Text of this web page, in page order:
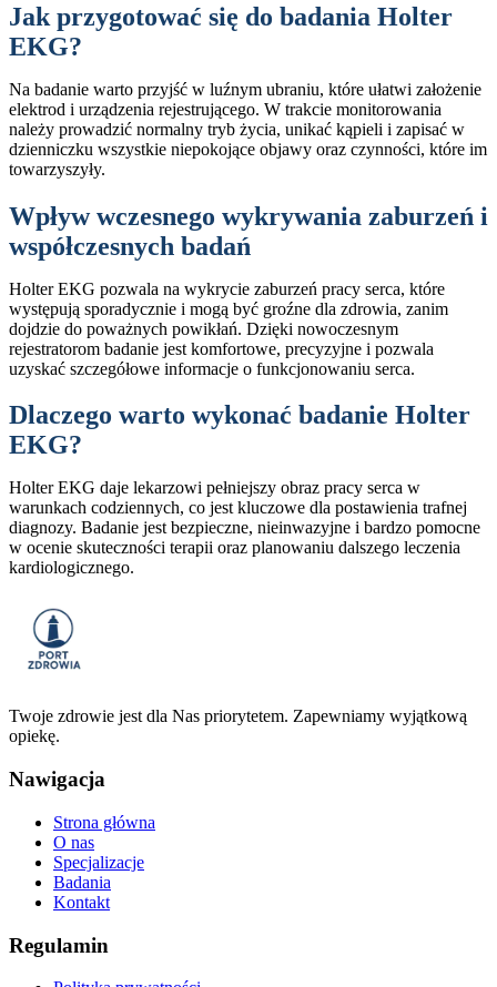
Jak przygotować się do badania Holter
EKG?
Na badanie warto przyjść w luźnym ubraniu, które ułatwi założenie
elektrod i urządzenia rejestrującego. W trakcie monitorowania
należy prowadzić normalny tryb życia, unikać kąpieli i zapisać w
dzienniczku wszystkie niepokojące objawy oraz czynności, które im
towarzyszyły.
Wpływ wczesnego wykrywania zaburzeń i
współczesnych badań
Holter EKG pozwala na wykrycie zaburzeń pracy serca, które
występują sporadycznie i mogą być groźne dla zdrowia, zanim
dojdzie do poważnych powikłań. Dzięki nowoczesnym
rejestratorom badanie jest komfortowe, precyzyjne i pozwala
uzyskać szczegółowe informacje o funkcjonowaniu serca.
Dlaczego warto wykonać badanie Holter
EKG?
Holter EKG daje lekarzowi pełniejszy obraz pracy serca w
warunkach codziennych, co jest kluczowe dla postawienia trafnej
diagnozy. Badanie jest bezpieczne, nieinwazyjne i bardzo pomocne
w ocenie skuteczności terapii oraz planowaniu dalszego leczenia
kardiologicznego.
Twoje zdrowie jest dla Nas priorytetem. Zapewniamy wyjątkową
opiekę.
Nawigacja
Strona główna
O nas
Specjalizacje
Badania
Kontakt
Regulamin